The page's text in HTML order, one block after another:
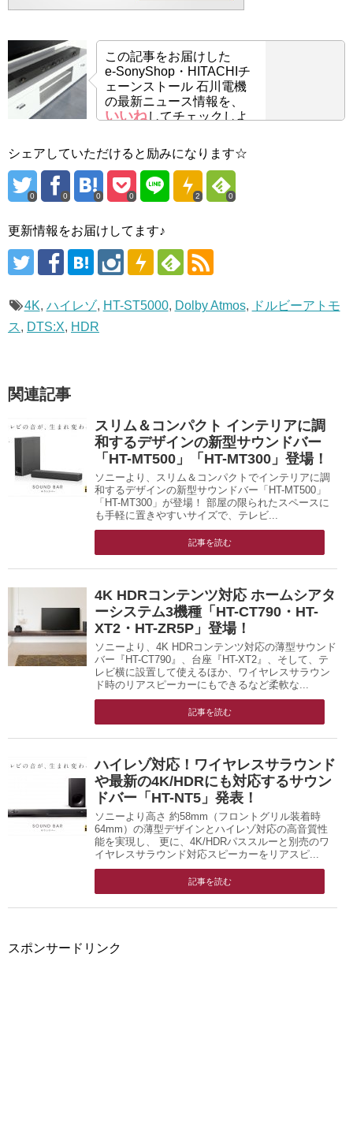
この記事をお届けした
e-SonyShop・HITACHIチ
ェーンストール 石川電機
の最新ニュース情報を、
いいねしてチェックしよ
シェアしていただけると励みになります☆
0 0 0 0 2 0
更新情報をお届けしてます♪
4K, ハイレゾ, HT-ST5000, Dolby Atmos, ドルビーアトモ
ス, DTS:X, HDR
関連記事
スリム＆コンパクト インテリアに調
和するデザインの新型サウンドバー
「HT-MT500」「HT-MT300」登場！
ソニーより、スリム＆コンパクトでインテリアに調
和するデザインの新型サウンドバー「HT-MT500」
「HT-MT300」が登場！ 部屋の限られたスペースに
も手軽に置きやすいサイズで、テレビ...
記事を読む
4K HDRコンテンツ対応 ホームシアタ
ーシステム3機種「HT-CT790・HT-
XT2・HT-ZR5P」登場！
ソニーより、4K HDRコンテンツ対応の薄型サウンド
バー『HT-CT790』、台座『HT-XT2』、そして、テ
レビ横に設置して使えるほか、ワイヤレスサラウン
ド時のリアスピーカーにもできるなど柔軟な...
記事を読む
ハイレゾ対応！ワイヤレスサラウンド
や最新の4K/HDRにも対応するサウン
ドバー「HT-NT5」発表！
ソニーより高さ 約58mm（フロントグリル装着時
64mm）の薄型デザインとハイレゾ対応の高音質性
能を実現し、 更に、4K/HDRパススルーと別売のワ
イヤレスサラウンド対応スピーカーをリアスピ...
記事を読む
スポンサードリンク